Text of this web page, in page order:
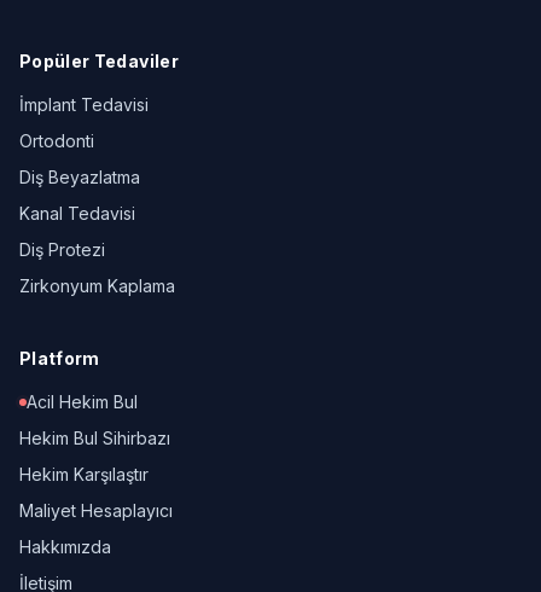
Popüler Tedaviler
İmplant Tedavisi
Ortodonti
Diş Beyazlatma
Kanal Tedavisi
Diş Protezi
Zirkonyum Kaplama
Platform
Acil Hekim Bul
Hekim Bul Sihirbazı
Hekim Karşılaştır
Maliyet Hesaplayıcı
Hakkımızda
İletişim